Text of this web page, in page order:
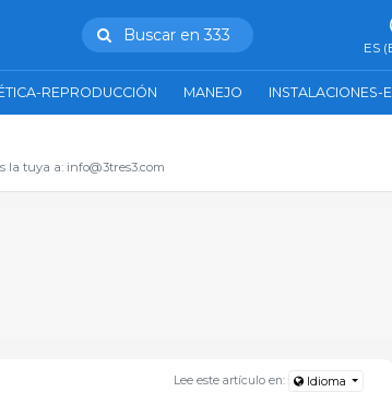
Buscar en 333
ES
REPRODUCCIÓN MANEJO INSTALACIONES-
la tuya a: info@3tres3.com
Lee este artículo en: Idioma